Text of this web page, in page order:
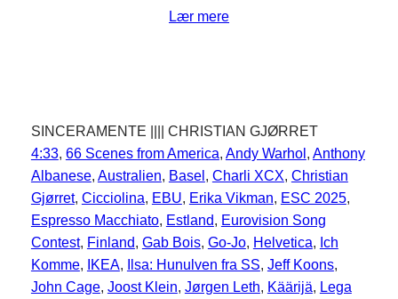
Lær mere
SINCERAMENTE |||| CHRISTIAN GJØRRET
4:33, 66 Scenes from America, Andy Warhol , Anthony
Albanese, Australien, Basel , Charli XCX, Christian
Gjørret, Cicciolina, EBU, Erika Vikman, ESC 2025
Espresso Macchiato, Estland, Eurovision Song
Contest, Finland, Gab Bois, Go-Jo, Helvetica, Ich
Komme, IKEA, Ilsa: Hunulven fra SS, Jeff Koons
John Cage, Joost Klein, Jørgen Leth, Käärijä, Lega